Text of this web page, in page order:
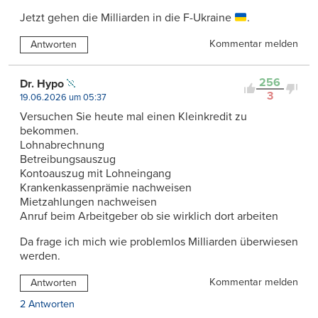
Jetzt gehen die Milliarden in die F-Ukraine
.
Antworten Kommentar melden
256
3
Dr. Hypo
19.06.2026 um 05:37
Versuchen Sie heute mal einen Kleinkredit zu
bekommen.
Lohnabrechnung
Betreibungsauszug
Kontoauszug mit Lohneingang
Krankenkassenprämie nachweisen
Mietzahlungen nachweisen
Anruf beim Arbeitgeber ob sie wirklich dort arbeiten
Da frage ich mich wie problemlos Milliarden überwiesen
werden.
Antworten
Kommentar melden
2 Antworten